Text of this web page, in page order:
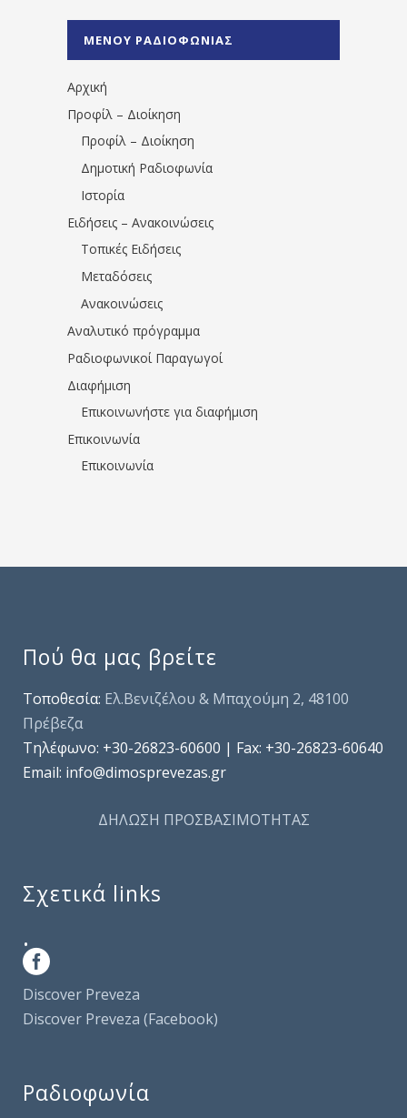
1531194763766854/" artist="" ]
ΜΕΝΟΥ ΡΑΔΙΟΦΩΝΙΑΣ
Αρχική
Προφίλ – Διοίκηση
Προφίλ – Διοίκηση
Δημοτική Ραδιοφωνία
Ιστορία
Ειδήσεις – Ανακοινώσεις
Τοπικές Ειδήσεις
Μεταδόσεις
Ανακοινώσεις
Αναλυτικό πρόγραμμα
Ραδιοφωνικοί Παραγωγοί
Διαφήμιση
Επικοινωνήστε για διαφήμιση
Επικοινωνία
Επικοινωνία
Πού θα μας βρείτε
Τοποθεσία: Ελ.Βενιζέλου & Μπαχούμη 2, 48100
Πρέβεζα
Τηλέφωνo: +30-26823-60600 | Fax: +30-26823-60640
Email: info@dimosprevezas.gr
ΔΗΛΩΣΗ ΠΡΟΣΒΑΣΙΜΟΤΗΤΑΣ
Σχετικά links
.
Discover Preveza
Discover Preveza (Facebook)
Ραδιοφωνία